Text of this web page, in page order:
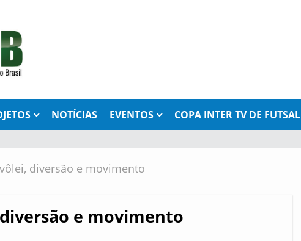
NOTÍCIAS EVENTOS COPA INTER TV DE FUTSAL
diversão e movimento
e movimento